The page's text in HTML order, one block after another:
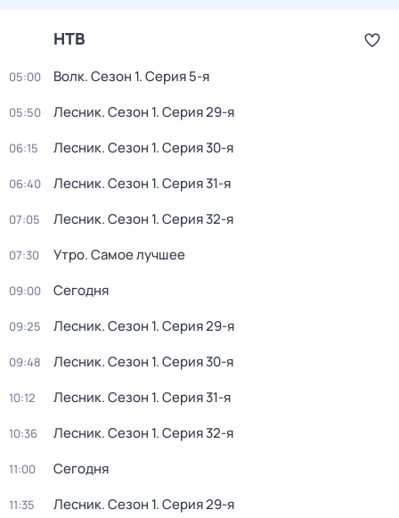
НТВ
05:00 Волк. Сезон 1. Серия 5-я
05:50 Лесник. Сезон 1. Серия 29-я
06:15 Лесник. Сезон 1. Серия 30-я
06:40 Лесник. Сезон 1. Серия 31-я
07:05 Лесник. Сезон 1. Серия 32-я
07:30 Утро. Самое лучшее
09:00 Сегодня
09:25 Лесник. Сезон 1. Серия 29-я
09:48 Лесник. Сезон 1. Серия 30-я
10:12 Лесник. Сезон 1. Серия 31-я
10:36 Лесник. Сезон 1. Серия 32-я
11:00 Сегодня
11:35 Лесник. Сезон 1. Серия 29-я